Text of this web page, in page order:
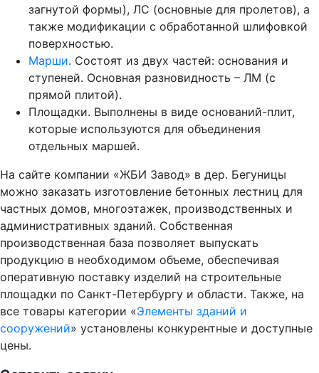
загнутой формы), ЛС (основные для пролетов), а
также модификации с обработанной шлифовкой
поверхностью.
Марши. Состоят из двух частей: основания и
ступеней. Основная разновидность – ЛМ (с
прямой плитой).
Площадки. Выполнены в виде оснований-плит,
которые используются для объединения
отдельных маршей.
На сайте компании «ЖБИ Завод» в дер. Бегуницы
можно заказать изготовление бетонных лестниц для
частных домов, многоэтажек, производственных и
административных зданий. Собственная
производственная база позволяет выпускать
продукцию в необходимом объеме, обеспечивая
оперативную поставку изделий на строительные
площадки по Санкт-Петербургу и области. Также, на
все товары категории «Элементы зданий и
сооружений» установлены конкурентные и доступные
цены.